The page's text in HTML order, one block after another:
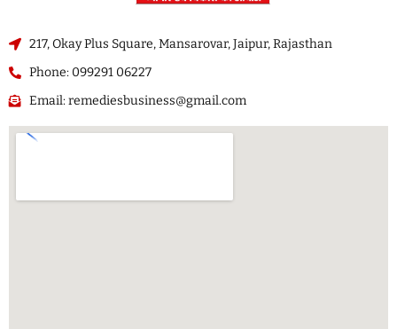
217, Okay Plus Square, Mansarovar, Jaipur, Rajasthan
Phone: 099291 06227
Email: remediesbusiness@gmail.com